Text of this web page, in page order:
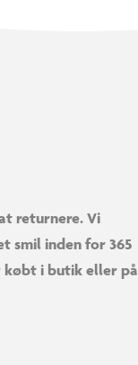
returnere. Vi
smil inden for 365
købt i butik eller på